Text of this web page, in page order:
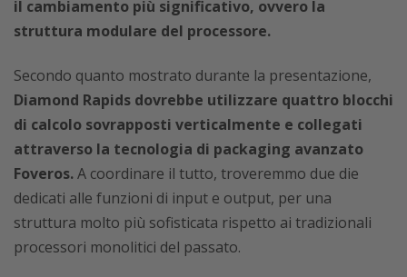
il cambiamento più significativo, ovvero la
struttura modulare del processore.
Secondo quanto mostrato durante la presentazione,
Diamond Rapids dovrebbe utilizzare quattro blocchi
di calcolo sovrapposti verticalmente e collegati
attraverso la tecnologia di packaging avanzato
Foveros.A coordinare il tutto, troveremmo due die
dedicati alle funzioni di input e output, per una
struttura molto più sofisticata rispetto ai tradizionali
processori monolitici del passato.